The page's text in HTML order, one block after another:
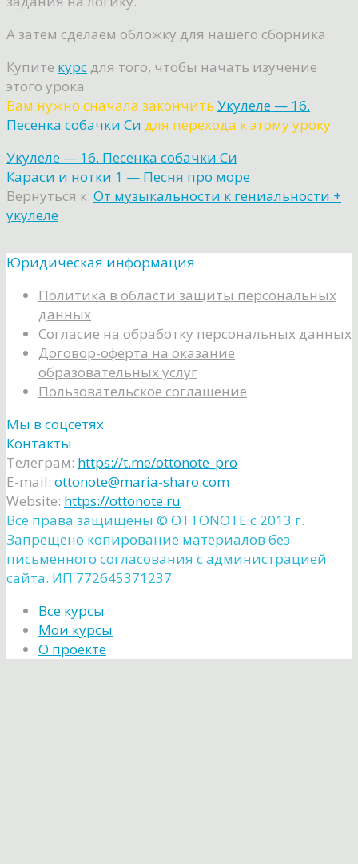
А затем сделаем обложку для нашего сборника.
Купите курс для того, чтобы начать изучение
этого урока
Вам нужно сначала закончить Укулеле — 16.
Песенка собачки Си для перехода к этому уроку
Укулеле — 16. Песенка собачки Си
Караси и нотки 1 — Песня про море
Вернуться к: От музыкальности к гениальности +
укулеле
Юридическая информация
Политика в области защиты персональных
данных
Согласие на обработку персональных данных
Договор-оферта на оказание
образовательных услуг
Пользовательское соглашение
Мы в соцсетях
Контакты
Телеграм: https://t.me/ottonote_pro
E-mail: ottonote@maria-sharo.com
Website: https://ottonote.ru
Все права защищены ©️ OTTONOTE с 2013 г.
Запрещено копирование материалов без
письменного согласования с администрацией
сайта. ИП 772645371237
Все курсы
Мои курсы
О проекте